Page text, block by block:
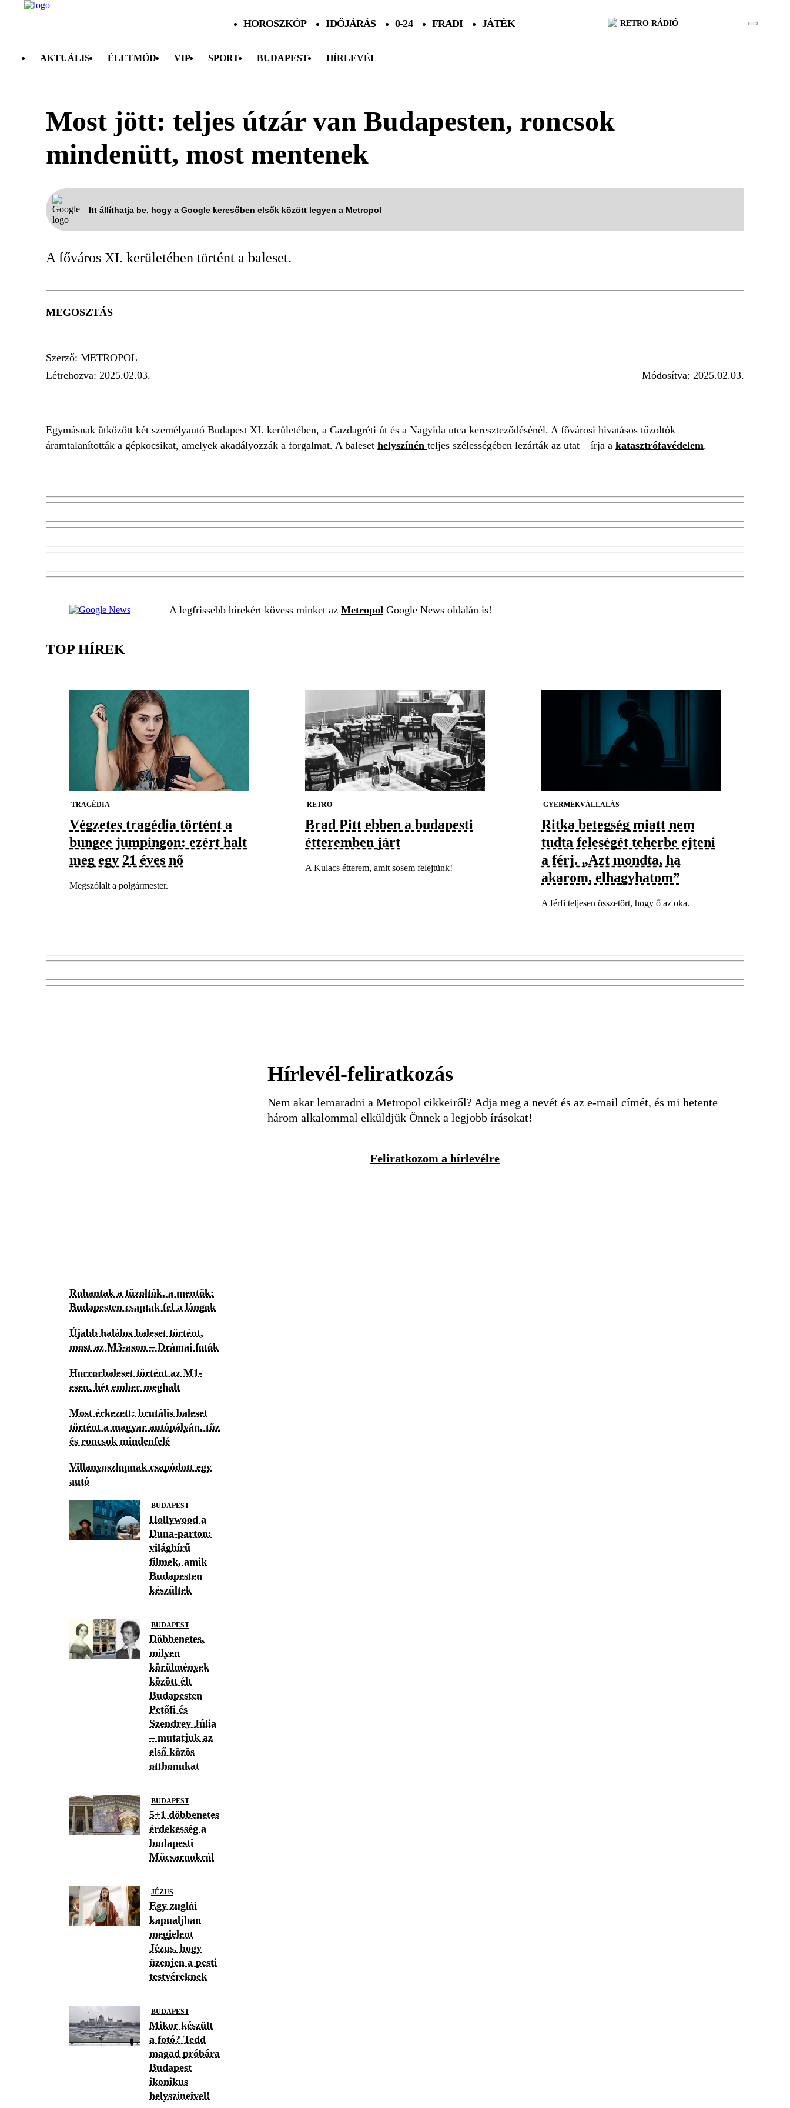
HOROSZKÓP IDŐJÁRÁS 0-24 FRADI JÁTÉK RETRO RÁDIÓ
AKTUÁLIS ÉLETMÓD VIP SPORT BUDAPEST HÍRLEVÉL
Most jött: teljes útzár van Budapesten, roncsok
mindenütt, most mentenek
Itt állíthatja be, hogy a Google keresőben elsők között legyen a Metropol
A főváros XI. kerületében történt a baleset.
MEGOSZTÁS
Szerző: METROPOL
Létrehozva: 2025.02.03. Módosítva: 2025.02.03.
Egymásnak ütközött két személyautó Budapest XI. kerületében, a Gazdagréti út és a Nagyida utca kereszteződésénél. A fővárosi hivatásos tűzoltók
áramtalanították a gépkocsikat, amelyek akadályozzák a forgalmat. A baleset helyszínén teljes szélességében lezárták az utat – írja a katasztrófavédelem.
A legfrissebb hírekért kövess minket az Metropol Google News oldalán is!
TOP HÍREK
TRAGÉDIA
Végzetes tragédia történt a
bungee jumpingon: ezért halt
meg egy 21 éves nő
Megszólalt a polgármester.
RETRO
Brad Pitt ebben a budapesti
étteremben járt
A Kulacs étterem, amit sosem felejtünk!
GYERMEKVÁLLALÁS
Ritka betegség miatt nem
tudta feleségét teherbe ejteni
a férj. „Azt mondta, ha
akarom, elhagyhatom”
A férfi teljesen összetört, hogy ő az oka.
Hírlevél-feliratkozás
Nem akar lemaradni a Metropol cikkeiről? Adja meg a nevét és az e-mail címét, és mi hetente
három alkalommal elküldjük Önnek a legjobb írásokat!
Feliratkozom a hírlevélre
Rohantak a tűzoltók, a mentők:
Budapesten csaptak fel a lángok
Újabb halálos baleset történt,
most az M3-ason – Drámai fotók
Horrorbaleset történt az M1-
esen, hét ember meghalt
Most érkezett: brutális baleset
történt a magyar autópályán, tűz
és roncsok mindenfelé
Villanyoszlopnak csapódott egy
autó
BUDAPEST
Hollywood a
Duna-parton:
világhírű
filmek, amik
Budapesten
készültek
BUDAPEST
Döbbenetes,
milyen
körülmények
között élt
Budapesten
Petőfi és
Szendrey Júlia
– mutatjuk az
első közös
otthonukat
BUDAPEST
5+1 döbbenetes
érdekesség a
budapesti
Műcsarnokról
JÉZUS
Egy zuglói
kapualjban
megjelent
Jézus, hogy
üzenjen a pesti
testvéreknek
BUDAPEST
Mikor készült
a fotó? Tedd
magad próbára
Budapest
ikonikus
helyszíneivel!